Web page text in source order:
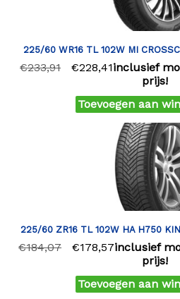
225/60 WR16 TL 102W MI
€233,91 €228,41inclusief
prijs!
Toevoegen aan
225/60 ZR16 TL 102W HA H750
€184,07 €178,57inclusief
prijs!
Toevoegen aan